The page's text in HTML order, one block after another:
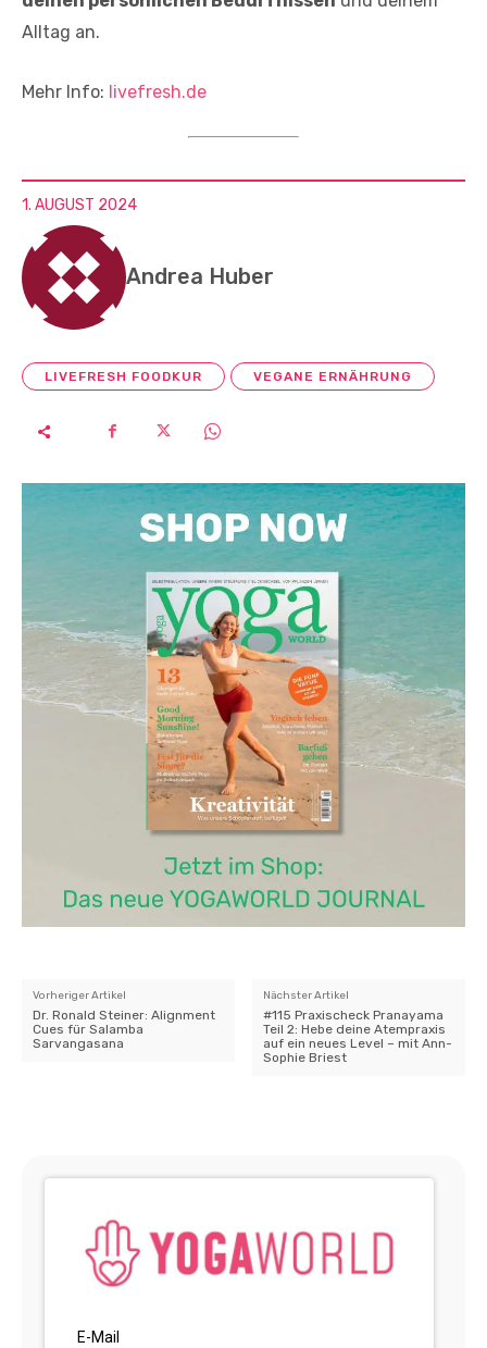
Alltag an.
Mehr Info: livefresh.de
1. AUGUST 2024
Andrea Huber
LIVEFRESH FOODKUR VEGANE ERNÄHRUNG
Vorheriger Artikel
Dr. Ronald Steiner: Alignment
Cues für Salamba
Sarvangasana
Nächster Artikel
#115 Praxischeck Pranayama
Teil 2: Hebe deine Atempraxis
auf ein neues Level – mit Ann-
Sophie Briest